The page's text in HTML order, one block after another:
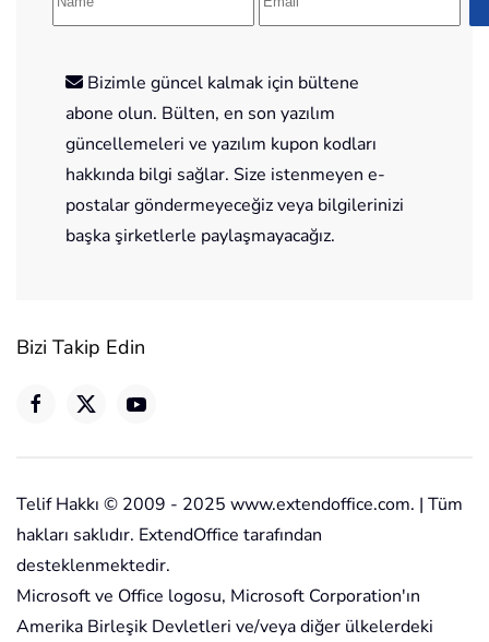
Bizimle güncel kalmak için bültene
abone olun. Bülten, en son yazılım
güncellemeleri ve yazılım kupon kodları
hakkında bilgi sağlar. Size istenmeyen e-
postalar göndermeyeceğiz veya bilgilerinizi
başka şirketlerle paylaşmayacağız.
Bizi Takip Edin
Telif Hakkı © 2009 - 2025 www.extendoffice.com. | Tüm
hakları saklıdır. ExtendOffice tarafından
desteklenmektedir.
Microsoft ve Office logosu, Microsoft Corporation'ın
Amerika Birleşik Devletleri ve/veya diğer ülkelerdeki